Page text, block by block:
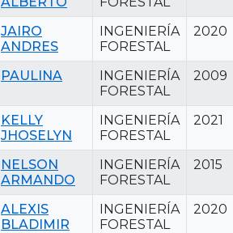
JAIRO
ANDRES
INGENIERÍA
FORESTAL
2020
PAULINA
INGENIERÍA
FORESTAL
2009
KELLY
JHOSELYN
INGENIERÍA
FORESTAL
2021
NELSON
ARMANDO
INGENIERÍA
FORESTAL
2015
ALEXIS
BLADIMIR
INGENIERÍA
FORESTAL
2020